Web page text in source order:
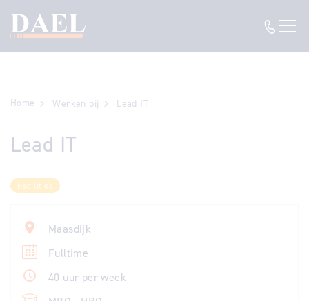
Home Werken bij Lead IT
Lead IT
Facilities
Maasdijk
Fulltime
40 uur per week